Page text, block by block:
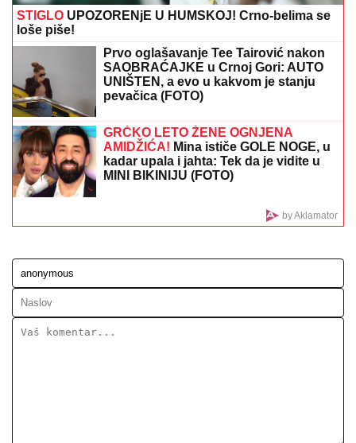
RAZARANjE MOĆNE SAUDIJSKE ARABIJE, SILA ZA
SILOM LOMI ZUBE: Huti izveli brutalne napade po
uzoru na Iran, uništene ključne baze (VIDEO)
HRVATSKU PONOVO POGODIO
ZEMLjOTRES: Poznato da li ima
Obezbeđenje hitno reagovalo zbog